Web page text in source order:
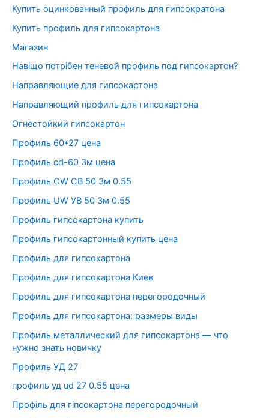
Купить оцинкованный профиль для гипсократона
Купить профиль для гипсокартона
Магазин
Навіщо потрібен теневой профиль под гипсокартон?
Направляющие для гипсокартона
Направляющий профиль для гипсокартона
Огнестойкий гипсокартон
Профиль 60*27 цена
Профиль cd-60 3м цена
Профиль CW СВ 50 3м 0.55
Профиль UW УВ 50 3м 0.55
Профиль гипсокартона купить
Профиль гипсокартонный купить цена
Профиль для гипсокартона
Профиль для гипсокартона Киев
Профиль для гипсокартона перегородочный
Профиль для гипсокартона: размеры виды
Профиль металлический для гипсокартона — что
нужно знать новичку
Профиль УД 27
профиль уд ud 27 0.55 цена
Профіль для гіпсокартона перегородочный